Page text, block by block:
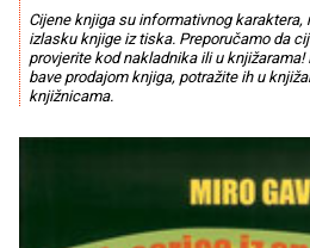
Cijene knjiga su informativnog karaktera,
izlasku knjige iz tiska. Preporučamo da
provjerite kod nakladnika ili u
bave prodajom knjiga, potražite ih u
knjižnicama.